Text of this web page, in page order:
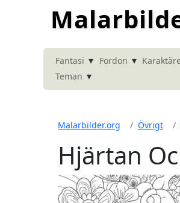
Fantasi ▾ Fordon ▾
Teman ▾
Malarbilder.org Övrigt
Hjärtan